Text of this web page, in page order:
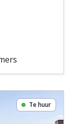
Te huur